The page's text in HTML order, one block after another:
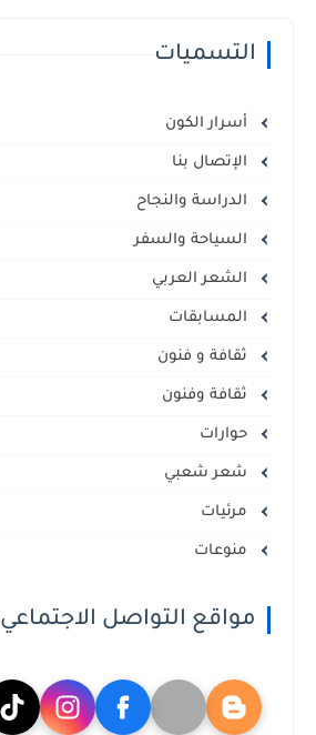
التسميات
أسرار الكون
الإتصال بنا
الدراسة والنجاح
السياحة والسفر
الشعر العربي
المسابقات
ثقافة و فنون
ثقافة وفنون
حوارات
شعر شعبي
مرئيات
منوعات
مواقع التواصل الاجتماعي